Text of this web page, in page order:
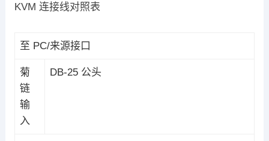
KVM 连接线对照表
至 PC/来源接口
菊
链
输
入
DB-25 公头